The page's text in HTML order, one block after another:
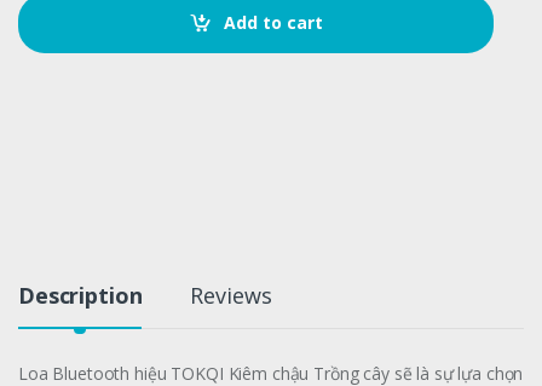
t
i
Add to cart
Description Reviews
Loa Bluetooth hiệu TOKQI Kiêm chậu Trồng cây sẽ là sự lựa chọn